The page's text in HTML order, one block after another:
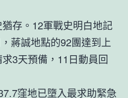
存。12軍戰史明白地記
蔣誠地點的92團達到上
3天預備，11日動員回
窪地已墮入最求助緊急